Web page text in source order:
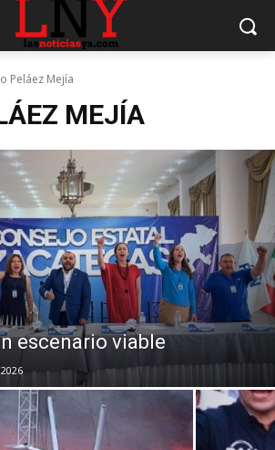
Peláez Mejía
MEJÍA
escenario viable